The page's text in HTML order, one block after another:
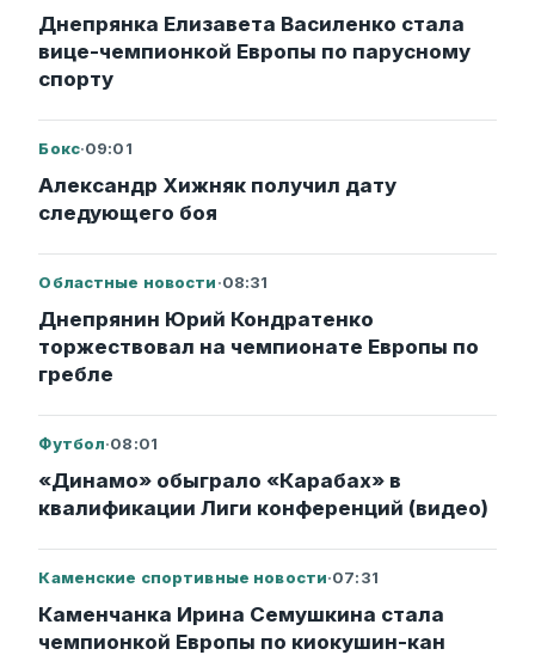
Днепрянка Елизавета Василенко стала
вице-чемпионкой Европы по парусному
спорту
Бокс·09:01
Александр Хижняк получил дату
следующего боя
Областные новости·08:31
Днепрянин Юрий Кондратенко
торжествовал на чемпионате Европы по
гребле
Футбол·08:01
«Динамо» обыграло «Карабах» в
квалификации Лиги конференций (видео)
Каменские спортивные новости·07:31
Каменчанка Ирина Семушкина стала
чемпионкой Европы по киокушин-кан